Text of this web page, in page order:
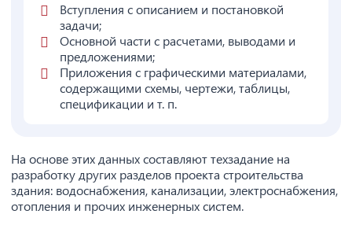
Вступления с описанием и постановкой
задачи;
Основной части с расчетами, выводами и
предложениями;
Приложения с графическими материалами,
содержащими схемы, чертежи, таблицы,
спецификации и т. п.
На основе этих данных составляют техзадание на
разработку других разделов проекта строительства
здания: водоснабжения, канализации, электроснабжения,
отопления и прочих инженерных систем.